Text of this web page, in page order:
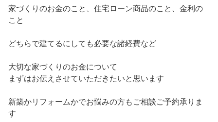
家づくりのお金のこと、住宅ローン商品のこと、金利の
こと
どちらで建てるにしても必要な諸経費など
大切な家づくりのお金について
まずはお伝えさせていただきたいと思います
新築かリフォームかでお悩みの方もご相談ご予約承りま
す